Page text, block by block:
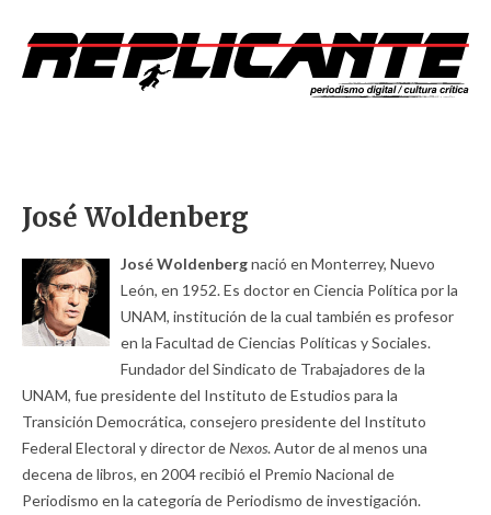
José Woldenberg
José Woldenbergnació en Monterrey, Nuevo
León, en 1952. Es doctor en Ciencia Política por la
UNAM, institución de la cual también es profesor
en la Facultad de Ciencias Políticas y Sociales.
Fundador del Sindicato de Trabajadores de la
UNAM, fue presidente del Instituto de Estudios para la
Transición Democrática, consejero presidente del Instituto
Federal Electoral y director deNexos. Autor de al menos una
decena de libros, en 2004 recibió el Premio Nacional de
Periodismo en la categoría de Periodismo de investigación.